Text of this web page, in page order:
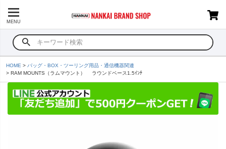
MENU
HOME
バッグ・BOX・ツーリング用品・通信機器関連
RAM MOUNTS（ラムマウント） ラウンドベース1.5ｲﾝﾁ